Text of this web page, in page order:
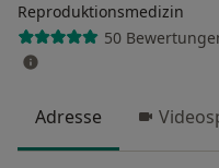
Reproduktionsmedizin
50
Adresse